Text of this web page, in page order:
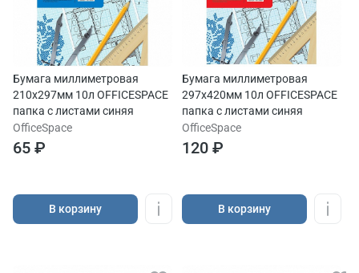
Бумага миллиметровая
210х297мм 10л OFFICESPACE
папка с листами синяя
OfficeSpace
65 ₽
В корзину
Бумага миллиметровая
297х420мм 10л OFFICESPACE
папка с листами синяя
OfficeSpace
120 ₽
В корзину